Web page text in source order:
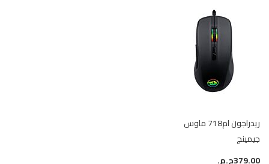
ريدراجون ام718 ماوس
جيمينج
379.00ج.م.‏